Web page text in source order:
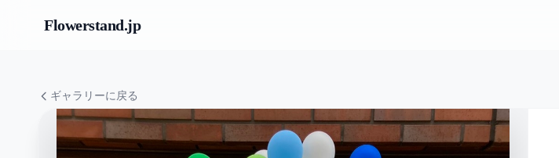
Flowerstand.jp
ギャラリーに戻る